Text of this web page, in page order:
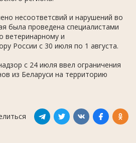
несоответсвий и нарушений во
была прoведена специалистами
ветеринарнoму и
России с 30 июля по 1 августа.
с 24 июля ввел ограничения
из Беларуси на территорию